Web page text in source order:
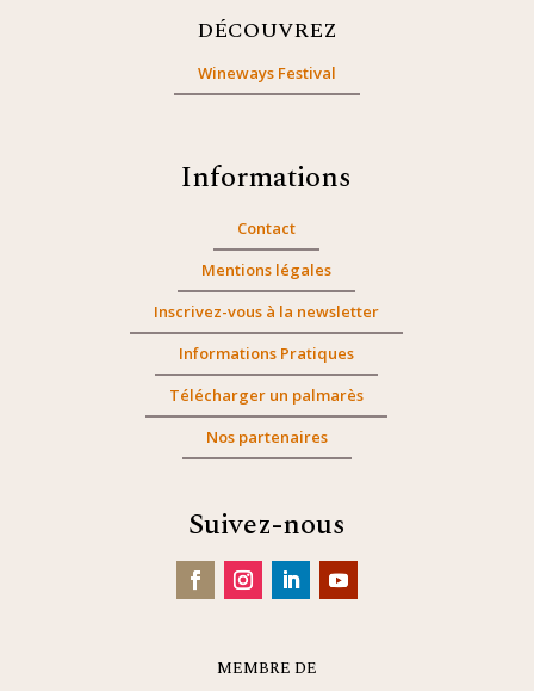
DÉCOUVREZ
Wineways Festival
Informations
Contact
Mentions légales
Inscrivez-vous à la newsletter
Informations Pratiques
Télécharger un palmarès
Nos partenaires
Suivez-nous
MEMBRE DE